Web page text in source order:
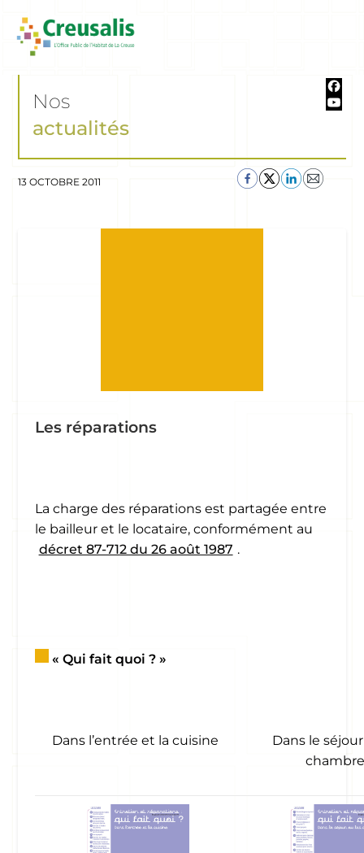
Nos
actualités
13 OCTOBRE 2011
Les réparations
La charge des réparations est partagée entre
le bailleur et le locataire, conformément au
décret 87-712 du 26 août 1987 .
« Qui fait quoi ? »
Dans l’entrée et la cuisine
Dans le